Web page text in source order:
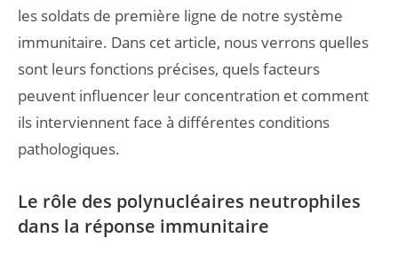
les soldats de première ligne de notre système
immunitaire. Dans cet article, nous verrons quelles
sont leurs fonctions précises, quels facteurs
peuvent influencer leur concentration et comment
ils interviennent face à différentes conditions
pathologiques.
Le rôle des polynucléaires neutrophiles
dans la réponse immunitaire